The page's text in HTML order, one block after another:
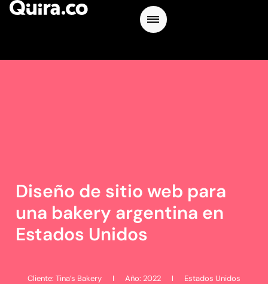
Diseño de sitio web para
una bakery argentina en
Estados Unidos
Cliente: Tina’s Bakery I Año: 2022 I Estados Unidos